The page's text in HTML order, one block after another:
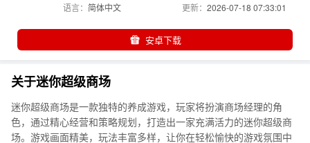
语言： 简体中文 更新：2026-07-18 07:33:01
安卓下载
关于迷你超级商场
迷你超级商场是一款独特的养成游戏，玩家将扮演商场经理的角
色，通过精心经营和策略规划，打造出一家充满活力的迷你超级商
场。游戏画面精美，玩法丰富多样，让你在轻松愉快的游戏氛围中